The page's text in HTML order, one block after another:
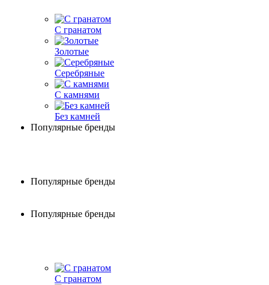
С гранатом
Золотые
Серебряные
С камнями
Без камней
Популярные бренды
Популярные бренды
Популярные бренды
С гранатом